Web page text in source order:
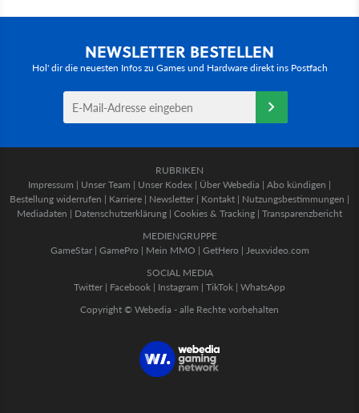
NEWSLETTER BESTELLEN
Hol' dir die neuesten Infos zu Games und Hardware direkt ins Postfach
RUBRIKEN
Impressum | Unser Team | Unser Kodex | Über Webedia | Abo kündigen |
Bestellung widerrufen | Karriere | Newsletter | Kontakt | Nutzungsbestimmungen |
Mediadaten | Datenschutzerklärung | Cookies & Tracking | Transparenzbericht
MEDIENGRUPPE
GameStar| GamePro | Mein MMO | GetHero | Jeuxvideo.com
SOCIAL MEDIA
Twitter | Facebook | Instagram | TikTok | WhatsApp
Copyright © Webedia - alle Rechte vorbehalten